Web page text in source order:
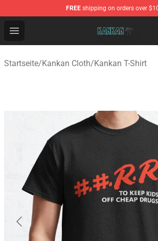
FREE shipping on orders over
Open menu
Kankan Store - Official Kankan
Startseite/Kankan Cloth/Kankan T-Shirt